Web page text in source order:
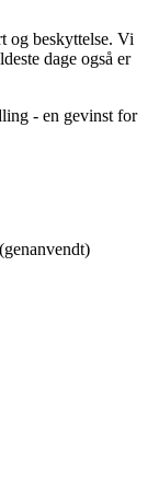
og beskyttelse. Vi
dage også er
- en gevinst for